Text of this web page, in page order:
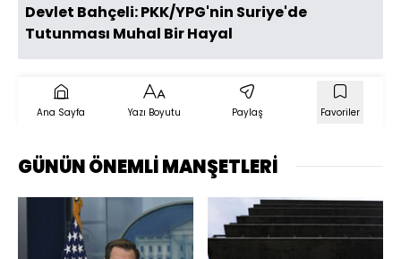
Devlet Bahçeli: PKK/YPG'nin Suriye'de
Tutunması Muhal Bir Hayal
Ana Sayfa Yazı Boyutu Paylaş Favoriler
GÜNÜN ÖNEMLİ MANŞETLERİ